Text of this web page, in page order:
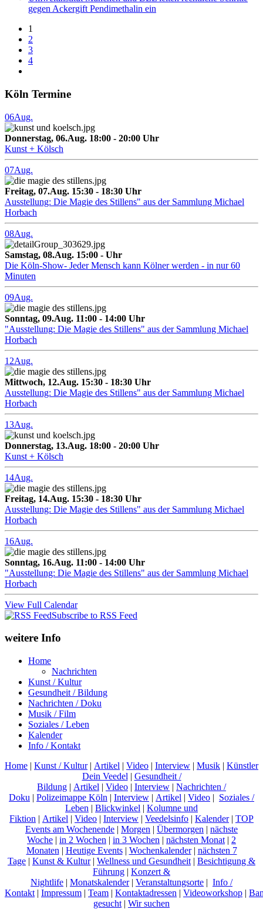
gegen Ackergift Pendimethalin ein
1
2
3
4
Köln Termine
06Aug.
Donnerstag, 06.Aug. 18:00 - 20:00 Uhr
Kunst + Kölsch
07Aug.
Freitag, 07.Aug. 15:30 - 18:30 Uhr
Ausstellung: Die Magie des Stillens" aus der Sammlung Michael
Horbach
08Aug.
Samstag, 08.Aug. 15:00 - Uhr
Die Köln-Show- Jeder Mensch kann Kölner werden - in nur 60
Minuten
09Aug.
Sonntag, 09.Aug. 11:00 - 14:00 Uhr
"Ausstellung: Die Magie des Stillens" aus der Sammlung Michael
Horbach
12Aug.
Mittwoch, 12.Aug. 15:30 - 18:30 Uhr
Ausstellung: Die Magie des Stillens" aus der Sammlung Michael
Horbach
13Aug.
Donnerstag, 13.Aug. 18:00 - 20:00 Uhr
Kunst + Kölsch
14Aug.
Freitag, 14.Aug. 15:30 - 18:30 Uhr
Ausstellung: Die Magie des Stillens" aus der Sammlung Michael
Horbach
16Aug.
Sonntag, 16.Aug. 11:00 - 14:00 Uhr
"Ausstellung: Die Magie des Stillens" aus der Sammlung Michael
Horbach
View Full Calendar
Subscribe to RSS Feed
weitere Info
Home
Nachrichten
Kunst / Kultur
Gesundheit / Bildung
Nachrichten / Doku
Musik / Film
Soziales / Leben
Kalender
Info / Kontakt
Home | Kunst / Kultur| Artikel | Video | Interview | Musik | Künstler
Dein Veedel | Gesundheit /
Bildung | Artikel | Video | Interview | Nachrichten /
Doku | Polizeimappe Köln | Interview | Artikel | Video | Soziales /
Leben | Blickwinkel | Kolumne und
Fiktion | Artikel | Video | Interview | Veedelsinfo | Kalender| TOP
Events am Wochenende | Morgen | Übermorgen | nächste
Woche | in 2 Wochen | in 3 Wochen | nächsten Monat | 2
Monaten | Heutige Events| Wochenkalender| nächsten 7
Tage | Kunst & Kultur| Wellness und Gesundheit | Besichtigung &
Führung | Konzert &
Nightlife | Monatskalender| Veranstaltungsorte | Info /
Kontakt | Impressum | Team | Kontaktadressen | Videoworkshop |
gesucht | Wir suchen